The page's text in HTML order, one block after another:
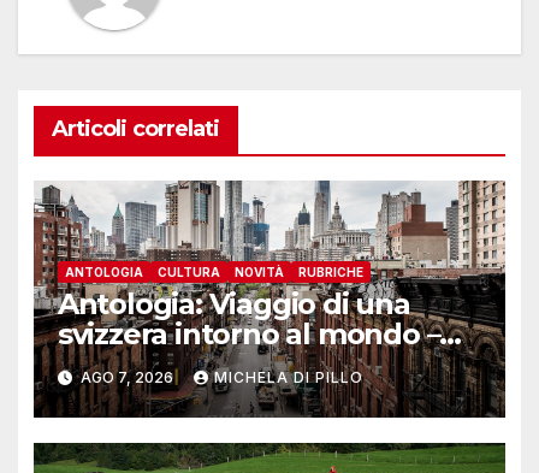
Articoli correlati
ANTOLOGIA CULTURA NOVITÀ RUBRICHE
Antologia: Viaggio di una
svizzera intorno al mondo –
Yosemite
AGO 7, 2026 MICHELA DI PILLO